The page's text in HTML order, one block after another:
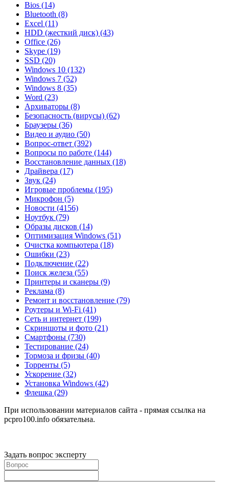
Bios (14)
Bluetooth (8)
Excel (11)
HDD (жесткий диск) (43)
Office (26)
Skype (19)
SSD (20)
Windows 10 (132)
Windows 7 (52)
Windows 8 (35)
Word (23)
Архиваторы (8)
Безопасность (вирусы) (62)
Браузеры (36)
Видео и аудио (50)
Вопрос-ответ (392)
Вопросы по работе (144)
Восстановление данных (18)
Драйвера (17)
Звук (24)
Игровые проблемы (195)
Микрофон (5)
Новости (4156)
Ноутбук (79)
Образы дисков (14)
Оптимизация Windows (51)
Очистка компьютера (18)
Ошибки (23)
Подключение (22)
Поиск железа (55)
Принтеры и сканеры (9)
Реклама (8)
Ремонт и восстановление (79)
Роутеры и Wi-Fi (41)
Сеть и интернет (199)
Скриншоты и фото (21)
Смартфоны (730)
Тестирование (24)
Тормоза и фризы (40)
Торренты (5)
Ускорение (32)
Установка Windows (42)
Флешка (29)
При использовании материалов сайта - прямая ссылка на
pcpro100.info обязательна.
Задать вопрос эксперту